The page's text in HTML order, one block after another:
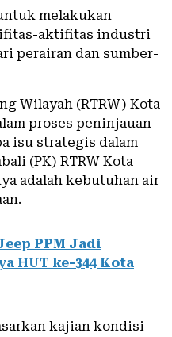
melakukan
aktifitas industri
perairan dan sumber-
Wilayah (RTRW) Kota
proses peninjauan
isu strategis dalam
(PK) RTRW Kota
adalah kebutuhan air
PPM Jadi
HUT ke-344 Kota
kajian kondisi